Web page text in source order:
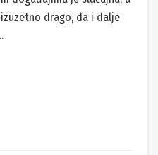
drago, da i dalje